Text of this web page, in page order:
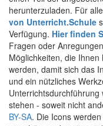
herunterzuladen. Für alle
von Unterricht.Schule
Verfügung. Hier finden
Fragen oder
Möglichkeiten, die
werden, damit sich das
und ein nützliches
stehen - soweit nicht
BY-SA. Die Icons